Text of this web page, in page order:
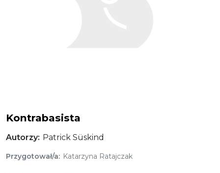
Kontrabasista
Autorzy Patrick Süskind
Przygotował/a Katarzyna Ratajczak